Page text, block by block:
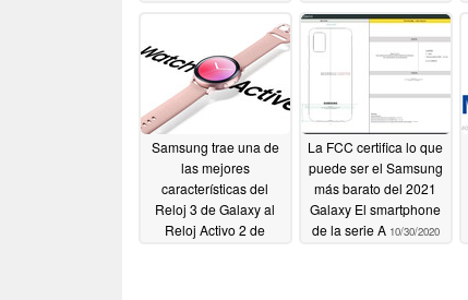
11/20/2020
Samsung trae una de
las mejores
características del
Reloj 3 de Galaxy al
Reloj Activo 2 de
La FCC certifica lo que
puede ser el Samsung
más barato del 2021
Galaxy El smartphone
de la serie A 10/30/2020